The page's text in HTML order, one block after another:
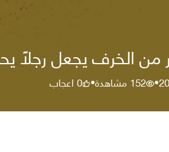
من الخرف يجعل رجلًا
•
152 مشاهدة•
0اعجاب